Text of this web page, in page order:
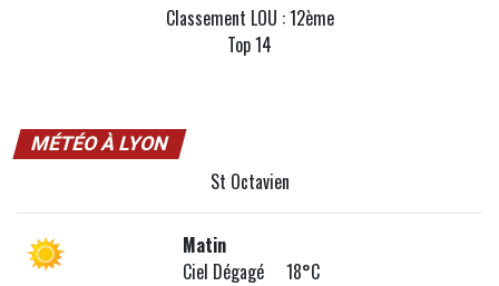
Classement LOU : 12ème
Top 14
MÉTÉO À LYON
St Octavien
Matin
Ciel Dégagé 18°C